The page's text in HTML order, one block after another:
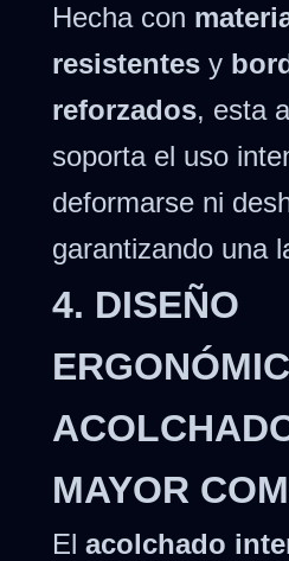
Hecha con
resistentes y
reforzados, esta
soporta el uso
deformarse ni
garantizando una
4. DISEÑO
MAYOR
El acolchado